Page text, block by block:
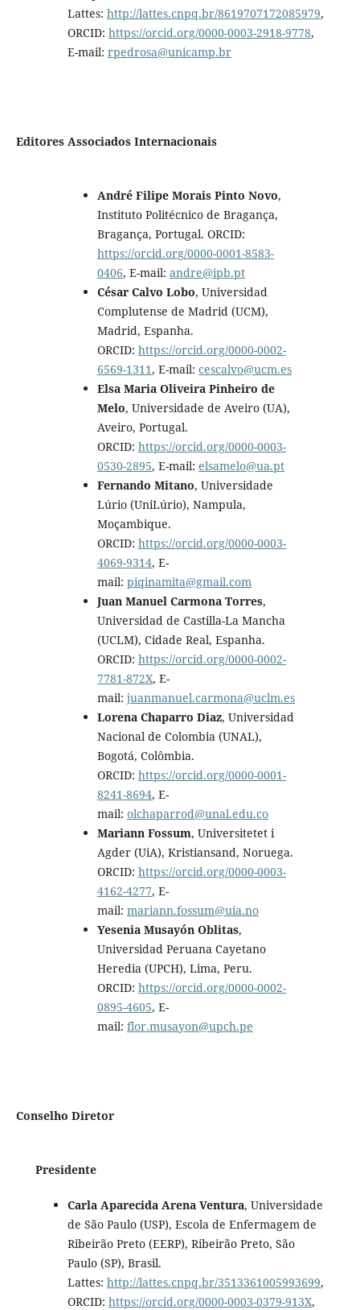
Lattes: http://lattes.cnpq.br/8619707172085979,
ORCID: https://orcid.org/0000-0003-2918-9778,
E-mail: rpedrosa@unicamp.br
Editores Associados Internacionais
André Filipe Morais Pinto Novo,
Instituto Politécnico de Bragança,
Bragança, Portugal. ORCID:
https://orcid.org/0000-0001-8583-
0406, E-mail: andre@ipb.pt
César Calvo Lobo, Universidad
Complutense de Madrid (UCM),
Madrid, Espanha.
ORCID: https://orcid.org/0000-0002-
6569-1311, E-mail: cescalvo@ucm.es
Elsa Maria Oliveira Pinheiro de
Melo, Universidade de Aveiro (UA),
Aveiro, Portugal.
ORCID: https://orcid.org/0000-0003-
0530-2895, E-mail: elsamelo@ua.pt
Fernando Mitano, Universidade
Lúrio (UniLúrio), Nampula,
Moçambique.
ORCID: https://orcid.org/0000-0003-
4069-9314, E-
mail: piqinamita@gmail.com
Juan Manuel Carmona Torres,
Universidad de Castilla-La Mancha
(UCLM), Cidade Real, Espanha.
ORCID: https://orcid.org/0000-0002-
7781-872X, E-
mail: juanmanuel.carmona@uclm.es
Lorena Chaparro Diaz, Universidad
Nacional de Colombia (UNAL),
Bogotá, Colômbia.
ORCID: https://orcid.org/0000-0001-
8241-8694, E-
mail: olchaparrod@unal.edu.co
Mariann Fossum, Universitetet i
Agder (UiA), Kristiansand, Noruega.
ORCID: https://orcid.org/0000-0003-
4162-4277, E-
mail: mariann.fossum@uia.no
Yesenia Musayón Oblitas,
Universidad Peruana Cayetano
Heredia (UPCH), Lima, Peru.
ORCID: https://orcid.org/0000-0002-
0895-4605, E-
mail: flor.musayon@upch.pe
Conselho Diretor
Presidente
Carla Aparecida Arena Ventura, Universidade
de São Paulo (USP), Escola de Enfermagem de
Ribeirão Preto (EERP), Ribeirão Preto, São
Paulo (SP), Brasil.
Lattes: http://lattes.cnpq.br/3513361005993699,
ORCID: https://orcid.org/0000-0003-0379-913X,